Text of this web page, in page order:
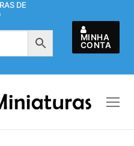
DE
MINHA
CONTA